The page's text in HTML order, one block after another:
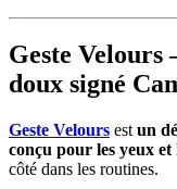
Geste Velours
doux signé
Geste Velours est un
conçu pour les yeux et
côté dans les routines.